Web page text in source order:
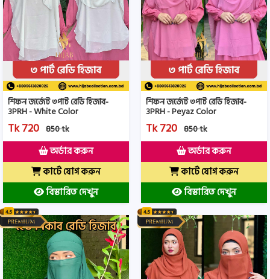
শিফন জর্জেট ৩পার্ট রেডি হিজাব-
3PRH - White Color
Tk 720 850 tk
অর্ডার করুন
কার্টে যোগ করুন
বিস্তারিত দেখুন
শিফন জর্জেট ৩পার্ট রেডি হিজাব-
3PRH - Peyaz Color
Tk 720 850 tk
অর্ডার করুন
কার্টে যোগ করুন
বিস্তারিত দেখুন